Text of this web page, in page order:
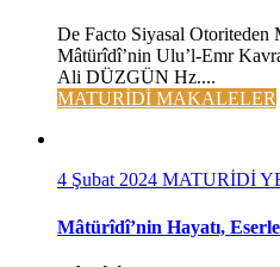
De Facto Siyasal Otoriteden
Mâtürîdî’nin Ulu’l-Emr
Ali DÜZGÜN Hz....
MATURİDİ MAKALELER
4 Şubat 2024 MATURİDİ
Mâtürîdî’nin Hayatı,